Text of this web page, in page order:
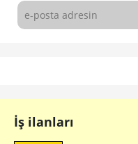
İş ilanları